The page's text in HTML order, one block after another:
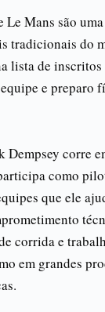
Le Mans são
tradicionais do
lista de
e preparo
Dempsey corre
como
que ele
corrida e
em grandes